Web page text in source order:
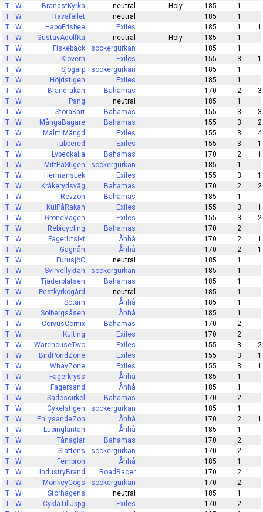
T
W BrandstKyrka neutral Holy 185 1
T
W Rävafallet neutral 185
1
T
W HaboFrisbee Exiles 185 1
T
W GustavAdolfKa neutral Holy 185 1
T
W Fiskebäck sockergurkan 185 1
T
W Klövern Exiles 155 3
T
W Sjogarp sockergurkan 185 1
T
W Höjdstigen Exiles 185 1
T
W Brandrakan Bahamas 170 2
T
W Pang neutral 185 1
T
W StoraKärr Bahamas 155 3
T
W MångaBagare Bahamas 155 3
T
W MalmIMängd Exiles 155 3
T
W Tubbered Exiles 155 3
T
W Lybeckalia Bahamas 170 2
T
W MittPåStigen sockergurkan 185 1
T
W HermansLek Exiles 155 3
T
W Kråkerydsväg Bahamas 170 2
T
W Rovzon Bahamas 185 1
T
W KulPåRakan Exiles 155 3
T
W GröneVägen Exiles 155 3
T
W Rebicycling Bahamas 170 2
T
W FagerUtsikt Åhhå 170 2
T
W Gagnån Åhhå 170 2
T
W FurusjöC neutral 185 1
T
W Svirvellyktan sockergurkan 185 1
T
W Tjäderplatsen Bahamas 185 1
T
W Pestkyrkogård neutral 185
1
T
W Sotarn Åhhå 185
1
T
W Solbergsåsen Åhhå 185
1
T
W CorvusCornix Bahamas 170 2
T
W Kulting Exiles 170 2
T
W WarehouseTwo Exiles 155 3
T
W BirdPondZone Exiles 155 3
T
W WhayZone Exiles 155 3
T
W Fagerkryss Åhhå 185 1
T
W Fagersand Åhhå 185 1
T
W Sädescirkel Bahamas 170 2
T
W Cykelstigen sockergurkan 185 1
T
W EnLysandeZon Åhhå 170 2
T
W Lupingläntan Åhhå 185
1
T
W Tånaglar Bahamas 170 2
T
W Slättens sockergurkan 170 2
T
W Fembron Åhhå 185 1
T
W IndustryBrand RoadRacer 170 2
T
W MonkeyCogs sockergurkan 170 2
T
W Storhagens neutral 185 1
T
W CyklaTillJkpg Exiles 170 2